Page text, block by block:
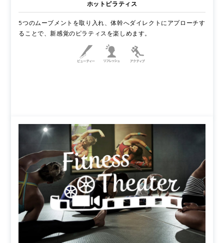
ホットピラティス
5つのムーブメントを取り入れ、体幹へダイレクトにアプローチす
ることで、新感覚のピラティスを楽しめます。